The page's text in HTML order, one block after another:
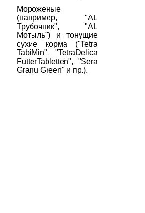
Мороженые
(например, "AL
Трубочник", "AL
Мотыль") и тонущие
сухие корма ("Tetra
TabiMin", "TetraDelica
FutterTabletten", "Sera
Granu Green" и пр.).